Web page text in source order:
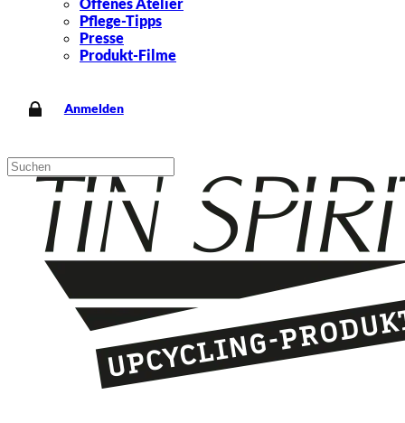
Pflege-Tipps
Presse
Produkt-Filme
Anmelden
Suche
nach: